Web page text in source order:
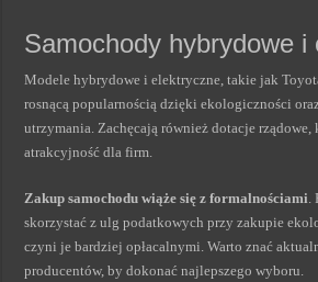
Samochody hybrydowe i
Modele hybrydowe i elektryczne, takie jak
rosnącą popularnością dzięki ekologiczności
utrzymania. Zachęcają również dotacje rządowe,
atrakcyjność dla firm.
Zakup samochodu wiąże się z formalnościami.
skorzystać z ulg podatkowych przy zakupie
czyni je bardziej opłacalnymi. Warto znać
producentów, by dokonać najlepszego wyboru.